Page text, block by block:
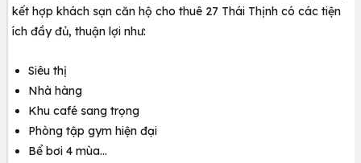
kết hợp khách sạn căn hộ cho thuê 27 Thái Thịnh có các tiện
ích đầy đủ, thuận lợi như:
Siêu thị
Nhà hàng
Khu café sang trọng
Phòng tập gym hiện đại
Bể bơi 4 mùa…